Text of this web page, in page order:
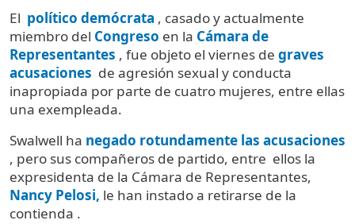
El político demócrata , casado y actualmente
miembro del Congreso en la Cámara de
Representantes , fue objeto el viernes de graves
acusaciones de agresión sexual y conducta
inapropiada por parte de cuatro mujeres, entre ellas
una exempleada.
Swalwell ha negado rotundamente las acusaciones
, pero sus compañeros de partido, entre ellos la
expresidenta de la Cámara de Representantes,
Nancy Pelosi, le han instado a retirarse de la
contienda .